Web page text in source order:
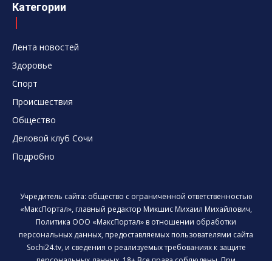
Категории
Лента новостей
Здоровье
Спорт
Происшествия
Общество
Деловой клуб Сочи
Подробно
Учредитель сайта: общество с ограниченной ответственностью
«МаксПортал», главный редактор Микшис Михаил Михайлович,
Политика ООО «МаксПортал» в отношении обработки
персональных данных, предоставляемых пользователями сайта
Sochi24.tv, и сведения о реализуемых требованиях к защите